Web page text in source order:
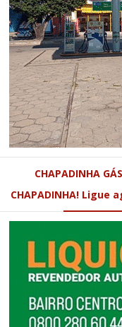
CHAPADINHA
CHAPADINHA!